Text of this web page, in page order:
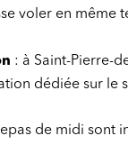
voler en même
: à Saint-Pierre-
dédiée sur le
de midi sont